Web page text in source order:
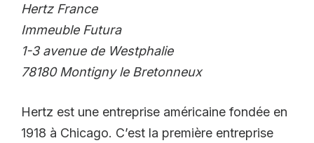
Hertz France
Immeuble Futura
1-3 avenue de Westphalie
78180 Montigny le Bretonneux
Hertz est une entreprise américaine fondée en
1918 à Chicago. C’est la première entreprise